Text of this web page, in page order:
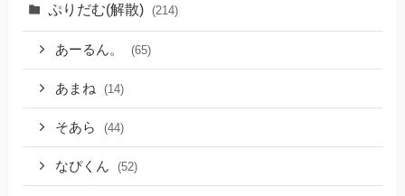
ぷりだむ(解散) (214)
あーるん。 (65)
あまね (14)
そあら (44)
なぴくん (52)